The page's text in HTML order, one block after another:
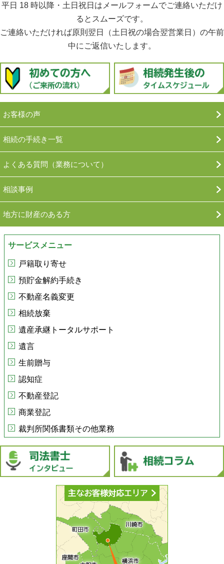
平日 18 時以降・土日祝日はメールフォームでご連絡いただけ
るとスムーズです。
ご連絡いただければ原則翌日（土日祝の場合翌営業日）の午前
中にご返信いたします。
お客様の声
相続の手続き一覧
よくある質問（業務について）
相談事例
地方に財産のある方
サービスメニュー
戸籍取り寄せ
預貯金解約手続き
不動産名義変更
相続放棄
遺産承継トータルサポート
遺言
生前贈与
認知症
不動産登記
商業登記
裁判所関係書類その他業務